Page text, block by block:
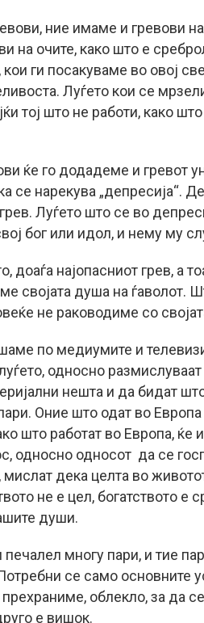
ние имаме и гревови
на очите, како што е
кои ги посакуваме во овој
Луѓето кои се
тој што не работи, како
ќе го додадеме и гревот
се нарекува „депресија“.
Луѓето што се во
бог или идол, и нему му
доаѓа најопасниот грев, а
својата душа на ѓаволот.
не раководиме со
по медиумите и
односно
нешта и да бидат
Оние што одат во
што работат во Европа,
односно односот да се
мислат дека целта во
не е цел, богатството
души.
многу пари, и тие
се само основните
прехраниме, облекло, за да
е вишок.